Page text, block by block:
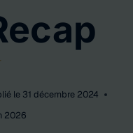
le 31 décembre 2024
2026